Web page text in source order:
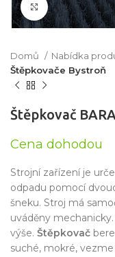
Click to
Domů Nabídka
Štěpkovače Bystroň
Štěpkovač
Cena dohodou
Strojní zařízení je
odpadu pomocí
šneku. Stroj má
uváděny
výše. Štěpkovač
suché, mokré,